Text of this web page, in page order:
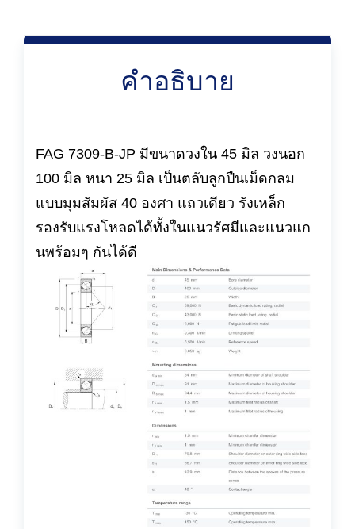
คำอธิบาย
FAG 7309-B-JP มีขนาดวงใน 45 มิล วงนอก
100 มิล หนา 25 มิล เป็นตลับลูกปืนเม็ดกลม
แบบมุมสัมผัส 40 องศา แถวเดียว รังเหล็ก
รองรับแรงโหลดได้ทั้งในแนวรัศมีและแนวแก
นพร้อมๆ กันได้ดี